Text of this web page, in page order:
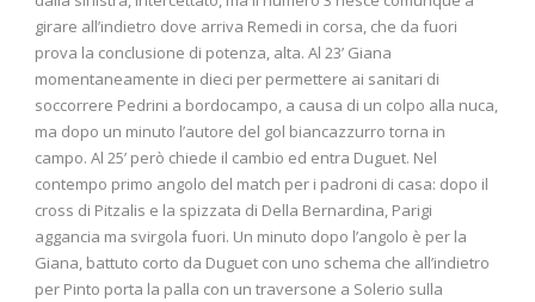
girare all’indietro dove arriva Remedi in corsa, che da fuori
prova la conclusione di potenza, alta. Al 23’ Giana
momentaneamente in dieci per permettere ai sanitari di
soccorrere Pedrini a bordocampo, a causa di un colpo alla nuca,
ma dopo un minuto l’autore del gol biancazzurro torna in
campo. Al 25’ però chiede il cambio ed entra Duguet. Nel
contempo primo angolo del match per i padroni di casa: dopo il
cross di Pitzalis e la spizzata di Della Bernardina, Parigi
aggancia ma svirgola fuori. Un minuto dopo l’angolo è per la
Giana, battuto corto da Duguet con uno schema che all’indietro
per Pinto porta la palla con un traversone a Solerio sulla